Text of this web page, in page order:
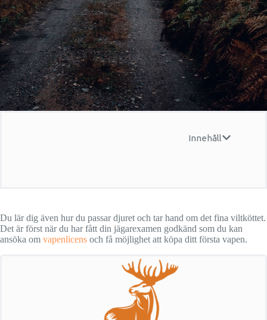
Innehåll
Du lär dig även hur du passar djuret och tar hand om det fina viltköttet.
Det är först när du har fått din jägarexamen godkänd som du kan
ansöka om vapenlicens och få möjlighet att köpa ditt första vapen.